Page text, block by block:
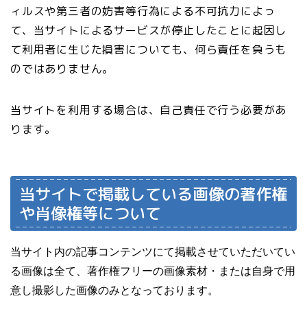
ィルスや第三者の妨害等行為による不可抗力によっ
て、当サイトによるサービスが停止したことに起因し
て利用者に生じた損害についても、何ら責任を負うも
のではありません。
当サイトを利用する場合は、自己責任で行う必要があ
ります。
当サイトで掲載している画像の著作権
や肖像権等について
当サイト内の記事コンテンツにて掲載させていただいてい
る画像は全て、著作権フリーの画像素材・または自身で用
意し撮影した画像のみとなっております。